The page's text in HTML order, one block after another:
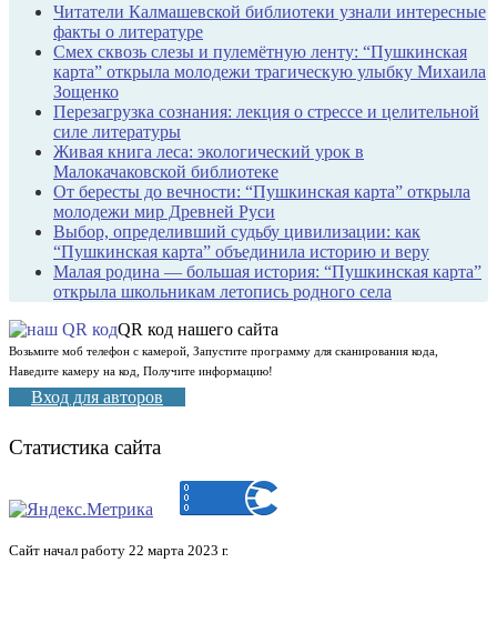
Читатели Калмашевской библиотеки узнали интересные
факты о литературе
Смех сквозь слезы и пулемётную ленту: “Пушкинская
карта” открыла молодежи трагическую улыбку Михаила
Зощенко
Перезагрузка сознания: лекция о стрессе и целительной
силе литературы
Живая книга леса: экологический урок в
Малокачаковской библиотеке
От бересты до вечности: “Пушкинская карта” открыла
молодежи мир Древней Руси
Выбор, определивший судьбу цивилизации: как
“Пушкинская карта” объединила историю и веру
Малая родина — большая история: “Пушкинская карта”
открыла школьникам летопись родного села
QR код нашего сайта
Возьмите моб телефон с камерой, Запустите программу для сканирования кода,
Наведите камеру на код, Получите информацию!
Вход для авторов
Статистика сайта
Сайт начал работу 22 марта 2023 г.